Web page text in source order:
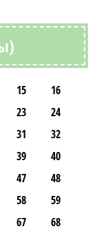
15
16
23
24
31
32
39
40
47
48
58
59
67
68